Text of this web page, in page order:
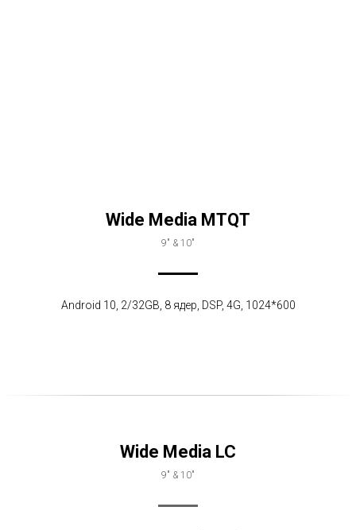
Wide Media MTQT
9" & 10"
Android 10, 2/32GB, 8 ядер, DSP, 4G, 1024*600
Wide Media LC
9" & 10"